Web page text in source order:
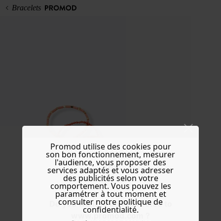
Do you want to be redirected to
www.promod.com ?
Bracelets
Promod utilise des cookies pour
son bon fonctionnement, mesurer
l'audience, vous proposer des
services adaptés et vous adresser
des publicités selon votre
comportement. Vous pouvez les
paramétrer à tout moment et
consulter notre politique de
confidentialité.